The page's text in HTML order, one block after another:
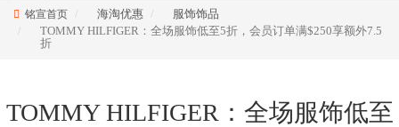
铭宣首页 海淘优惠
服饰饰品
TOMMY HILFIGER：全场服饰低至5折，会员订单满$250享额外7.5
折
TOMMY HILFIGER：全场服饰低至